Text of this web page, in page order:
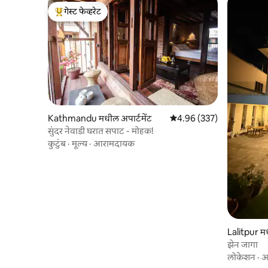
टॉप गेस्ट फेव्हरेट
गेस्ट फेव्हरेट
Kathmandu मधील अपार्टमेंट 5 पैकी 4.96 सरासरी रेटिंग,
4.96 (337)
सुंदर नेवाडी घरात सपाट - मोहक!
कुटुंब·मूल्य· आरामदायक
Lalitpur
झेन जागा
लोकेशन ·